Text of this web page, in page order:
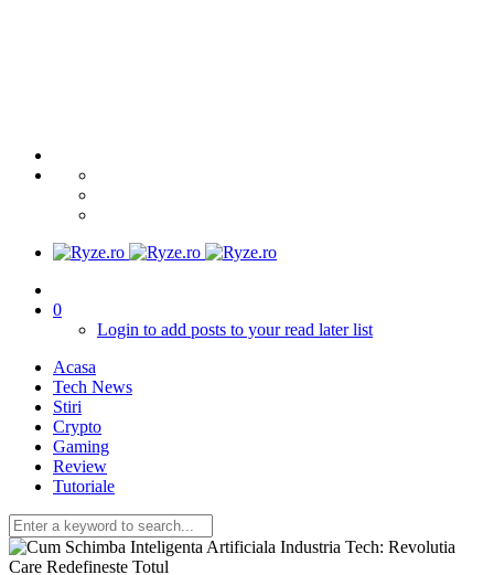
0
Login to add posts to your read later list
Acasa
Tech News
Stiri
Crypto
Gaming
Review
Tutoriale